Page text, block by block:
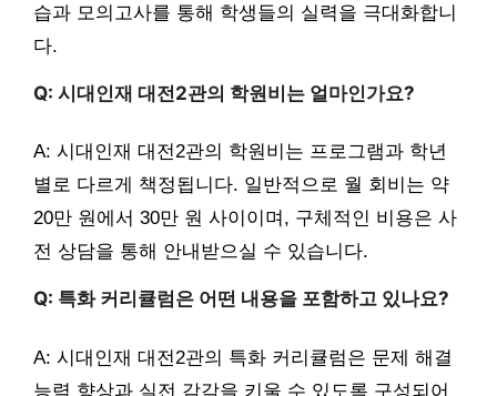
습과 모의고사를 통해 학생들의 실력을 극대화합니
다.
Q: 시대인재 대전2관의 학원비는 얼마인가요?
A: 시대인재 대전2관의 학원비는 프로그램과 학년
별로 다르게 책정됩니다. 일반적으로 월 회비는 약
20만 원에서 30만 원 사이이며, 구체적인 비용은 사
전 상담을 통해 안내받으실 수 있습니다.
Q: 특화 커리큘럼은 어떤 내용을 포함하고 있나요?
A: 시대인재 대전2관의 특화 커리큘럼은 문제 해결
능력 향상과 실전 감각을 키울 수 있도록 구성되어